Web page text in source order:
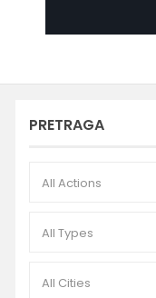
PRETRAGA
All Actions
All Types
All Cities